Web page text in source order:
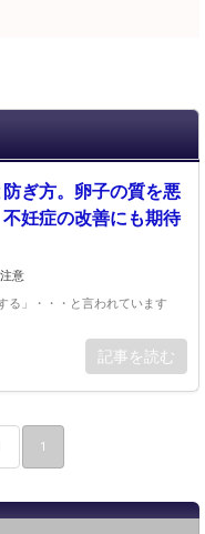
ぎ方。卵子の質を悪
妊症の改善にも期待
注意
る」・・・と言われています
記事を読む
1